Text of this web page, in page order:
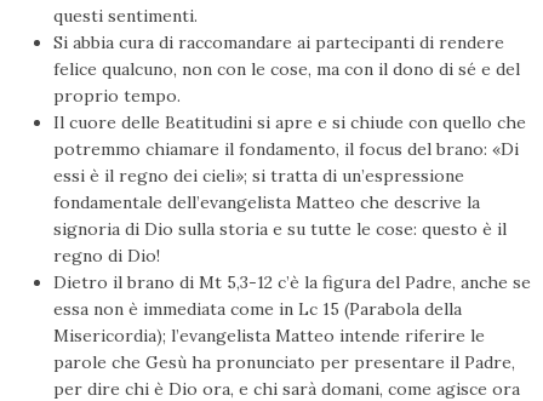
questi sentimenti.
Si abbia cura di raccomandare ai partecipanti di rendere
felice qualcuno, non con le cose, ma con il dono di sé e del
proprio tempo.
Il cuore delle Beatitudini si apre e si chiude con quello che
potremmo chiamare il fondamento, il focus del brano: «Di
essi è il regno dei cieli»; si tratta di un’espressione
fondamentale dell’evangelista Matteo che descrive la
signoria di Dio sulla storia e su tutte le cose: questo è il
regno di Dio!
Dietro il brano di Mt 5,3-12 c’è la figura del Padre, anche se
essa non è immediata come in Lc 15 (Parabola della
Misericordia); l’evangelista Matteo intende riferire le
parole che Gesù ha pronunciato per presentare il Padre,
per dire chi è Dio ora, e chi sarà domani, come agisce ora